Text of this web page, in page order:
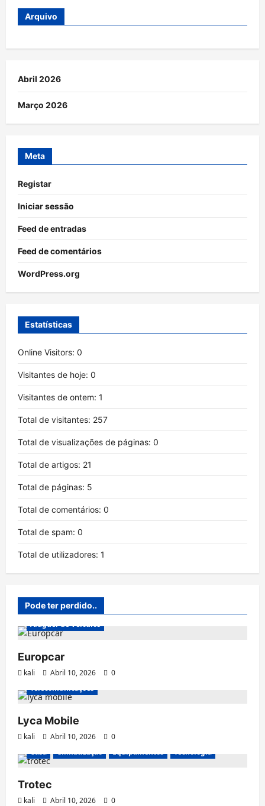
Arquivo
Abril 2026
Março 2026
Meta
Registar
Iniciar sessão
Feed de entradas
Feed de comentários
WordPress.org
Estatísticas
Online Visitors: 0
Visitantes de hoje: 0
Visitantes de ontem: 1
Total de visitantes: 257
Total de visualizações de páginas: 0
Total de artigos: 21
Total de páginas: 5
Total de comentários: 0
Total de spam: 0
Total de utilizadores: 1
Pode ter perdido..
Aluguer de Veículos
Europcar
kali Abril 10, 2026
0
Telecomunicações
Lyca Mobile
kali Abril 10, 2026
0
Casa
Climatização Equipamentos Tecnologia
Trotec
kali Abril 10, 2026 0